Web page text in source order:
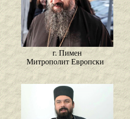
г. Пимен
Митрополит Европски